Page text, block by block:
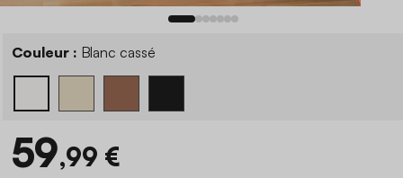
Couleur : Blanc cassé
59,99 €